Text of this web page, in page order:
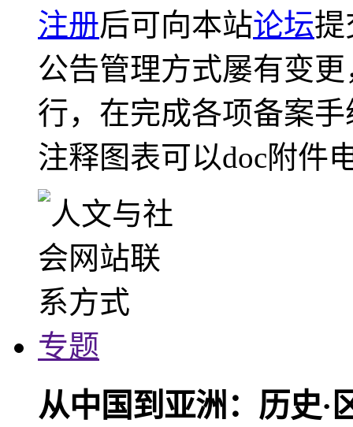
注册后可向本站论坛提
公告管理方式屡有变
行，在完成各项备案
注释图表可以doc附件
专题
从中国到亚洲：历史·